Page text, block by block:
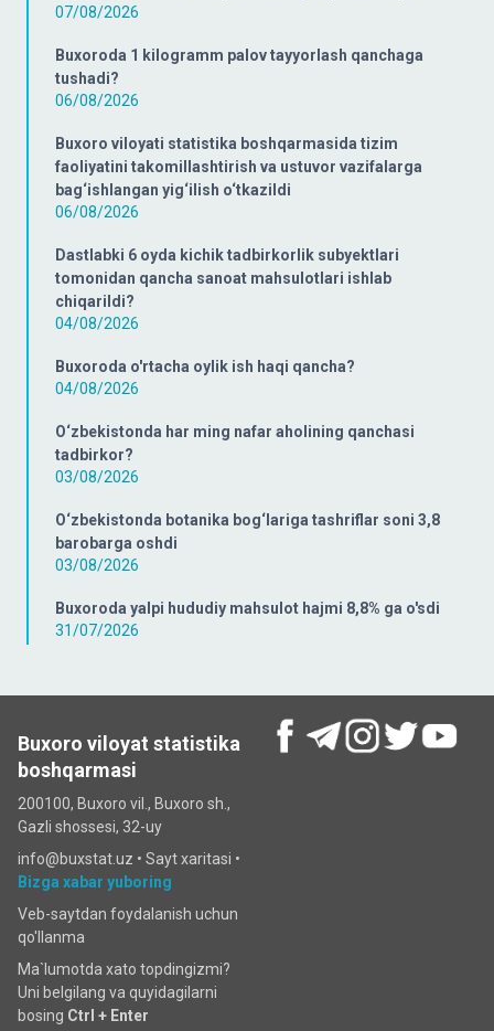
07/08/2026
Buxoroda 1 kilogramm palov tayyorlash qanchaga
tushadi?
06/08/2026
Buxoro viloyati statistika boshqarmasida tizim
faoliyatini takomillashtirish va ustuvor vazifalarga
bag‘ishlangan yig‘ilish o‘tkazildi
06/08/2026
Dastlabki 6 oyda kichik tadbirkorlik subyektlari
tomonidan qancha sanoat mahsulotlari ishlab
chiqarildi?
04/08/2026
Buxoroda o'rtacha oylik ish haqi qancha?
04/08/2026
O‘zbekistonda har ming nafar aholining qanchasi
tadbirkor?
03/08/2026
O‘zbekistonda botanika bog‘lariga tashriflar soni 3,8
barobarga oshdi
03/08/2026
Buxoroda yalpi hududiy mahsulot hajmi 8,8% ga o'sdi
31/07/2026
Buxoro viloyat statistika
boshqarmasi
200100, Buxoro vil., Buxoro sh.,
Gazli shossesi, 32-uy
info@buxstat.uz • Sayt xaritasi •
Bizga xabar yuboring
Veb-saytdan foydalanish uchun
qo'llanma
Ma`lumotda xato topdingizmi?
Uni belgilang va quyidagilarni
bosing Ctrl + Enter